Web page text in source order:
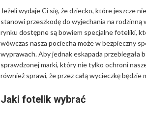
Jeżeli wydaje Ci się, że dziecko, które jeszcze
stanowi przeszkodę do wyjechania na rodzinną
rynku dostępne są bowiem specjalne foteliki,
wówczas nasza pociecha może w bezpieczny
wyprawach. Aby jednak eskapada przebiegała
sprawdzonej marki, który nie tylko ochroni
również sprawi, że przez całą wycieczkę
Jaki fotelik wybrać